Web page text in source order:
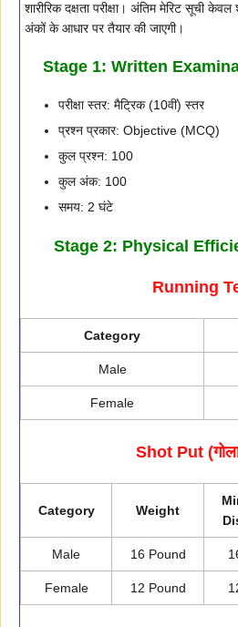
शारीरिक दक्षता परीक्षा। अंतिम मेरिट सूची केवल
अंकों के आधार पर तैयार की जाएगी।
Stage 1: Written
परीक्षा स्तर: मैट्रिक (10वीं) स्तर
प्रश्न प्रकार: Objective (MCQ)
कुल प्रश्न: 100
कुल अंक: 100
समय: 2 घंटे
Stage 2: Physical
Running
Category
Male
Female
Shot Put
Category Weight
Male 16 Pound
Female 12 Pound